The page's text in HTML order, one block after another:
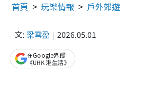
首頁 玩樂情報 戶外郊遊
文: 梁雪盈 2026.05.01
在Google追蹤
《UHK 港生活》